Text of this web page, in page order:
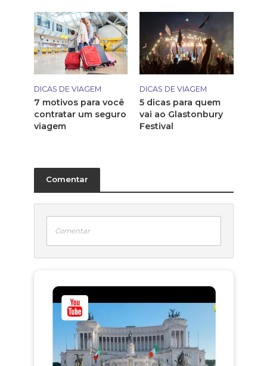
DICAS DE VIAGEM
7 motivos para você
contratar um seguro
viagem
DICAS DE VIAGEM
5 dicas para quem
vai ao Glastonbury
Festival
Comentar
Comentar